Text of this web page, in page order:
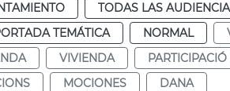
TODAS LAS
TEMÁTICA
NORMAL
VIVIENDA
MOCIONES DANA